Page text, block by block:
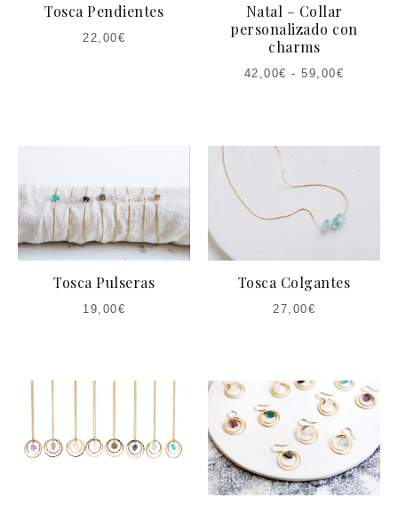
Tosca Pendientes
22,00€
Natal – Collar
personalizado con
charms
42,00€ -59,00€
Tosca Pulseras
19,00€
Tosca Colgantes
27,00€